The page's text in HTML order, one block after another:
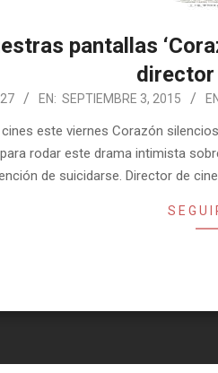
pantallas
director
EN: SEPTIEMBRE 3, 2015
este viernes Corazón
rodar este drama intimista
de suicidarse. Director de